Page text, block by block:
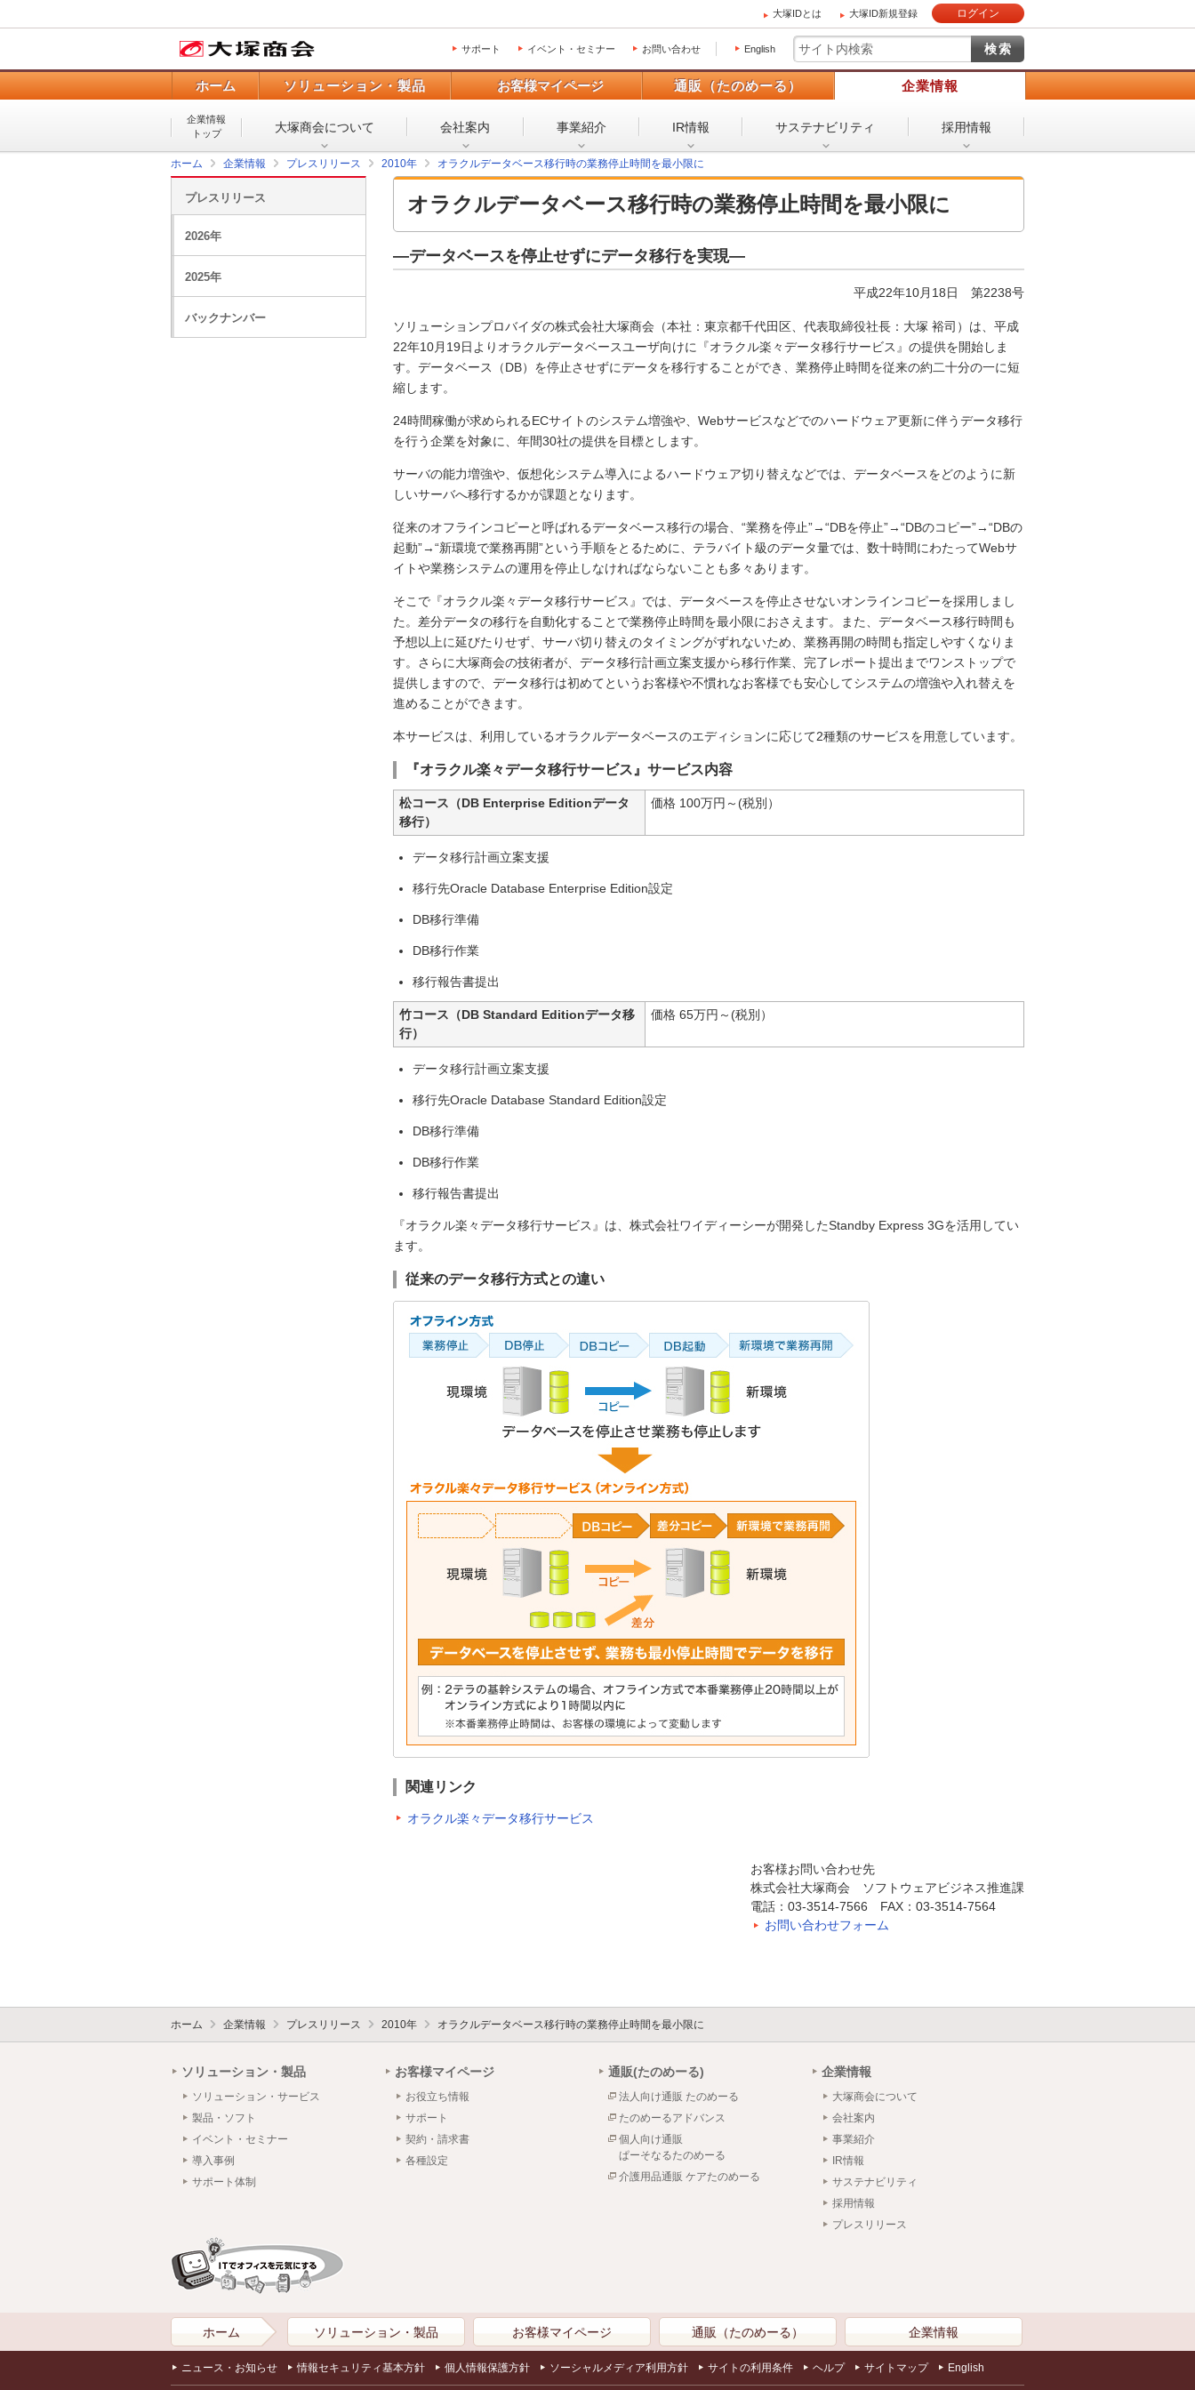
大塚IDとは 大塚ID新規登録 ログイン
サポート イベント・セミナー お問い合わせ English
ホーム ソリューション・製品 お客様マイページ 通販（たのめーる） 企業情報
企業情報
トップ
大塚商会について 会社案内 事業紹介 IR情報 サステナビリティ 採用情報
ホーム 企業情報 プレスリリース 2010年 オラクルデータベース移行時の業務停止時間を最小限に
オラクルデータベース移行時の業務停止時間を最小限に
―データベースを停止せずにデータ移行を実現―
平成22年10月18日 第2238号
ソリューションプロバイダの株式会社大塚商会（本社：東京都千代田区、代表取締役社長：大塚 裕司）は、平成
22年10月19日よりオラクルデータベースユーザ向けに『オラクル楽々データ移行サービス』の提供を開始しま
す。データベース（DB）を停止させずにデータを移行することができ、業務停止時間を従来の約二十分の一に短
縮します。
24時間稼働が求められるECサイトのシステム増強や、Webサービスなどでのハードウェア更新に伴うデータ移行
を行う企業を対象に、年間30社の提供を目標とします。
サーバの能力増強や、仮想化システム導入によるハードウェア切り替えなどでは、データベースをどのように新
しいサーバへ移行するかが課題となります。
従来のオフラインコピーと呼ばれるデータベース移行の場合、“業務を停止”→“DBを停止”→“DBのコピー”→“DBの
起動”→“新環境で業務再開”という手順をとるために、テラバイト級のデータ量では、数十時間にわたってWebサ
イトや業務システムの運用を停止しなければならないことも多々あります。
そこで『オラクル楽々データ移行サービス』では、データベースを停止させないオンラインコピーを採用しまし
た。差分データの移行を自動化することで業務停止時間を最小限におさえます。また、データベース移行時間も
予想以上に延びたりせず、サーバ切り替えのタイミングがずれないため、業務再開の時間も指定しやすくなりま
す。さらに大塚商会の技術者が、データ移行計画立案支援から移行作業、完了レポート提出までワンストップで
提供しますので、データ移行は初めてというお客様や不慣れなお客様でも安心してシステムの増強や入れ替えを
進めることができます。
本サービスは、利用しているオラクルデータベースのエディションに応じて2種類のサービスを用意しています。
『オラクル楽々データ移行サービス』サービス内容
松コース（DB Enterprise Editionデータ
移行）
価格 100万円～(税別）
データ移行計画立案支援
移行先Oracle Database Enterprise Edition設定
DB移行準備
DB移行作業
移行報告書提出
竹コース（DB Standard Editionデータ移
行）
価格 65万円～(税別）
データ移行計画立案支援
移行先Oracle Database Standard Edition設定
DB移行準備
DB移行作業
移行報告書提出
『オラクル楽々データ移行サービス』は、株式会社ワイディーシーが開発したStandby Express 3Gを活用してい
ます。
従来のデータ移行方式との違い
関連リンク
オラクル楽々データ移行サービス
お客様お問い合わせ先
株式会社大塚商会 ソフトウェアビジネス推進課
電話：03-3514-7566 FAX：03-3514-7564
お問い合わせフォーム
プレスリリース
2026年
2025年
バックナンバー
ホーム 企業情報 プレスリリース 2010年 オラクルデータベース移行時の業務停止時間を最小限に
ソリューション・製品
ソリューション・サービス
製品・ソフト
イベント・セミナー
導入事例
サポート体制
お客様マイページ
お役立ち情報
サポート
契約・請求書
各種設定
通販(たのめーる)
法人向け通販 たのめーる
たのめーるアドバンス
個人向け通販
ぱーそなるたのめーる
介護用品通販 ケアたのめーる
企業情報
大塚商会について
会社案内
事業紹介
IR情報
サステナビリティ
採用情報
プレスリリース
ホーム ソリューション・製品 お客様マイページ 通販（たのめーる） 企業情報
ニュース・お知らせ 情報セキュリティ基本方針 個人情報保護方針 ソーシャルメディア利用方針 サイトの利用条件 ヘルプ サイトマップ English